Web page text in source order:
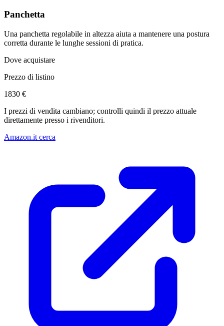
Panchetta
Una panchetta regolabile in altezza aiuta a mantenere una postura
corretta durante le lunghe sessioni di pratica.
Dove acquistare
Prezzo di listino
1830 €
I prezzi di vendita cambiano; controlli quindi il prezzo attuale
direttamente presso i rivenditori.
Amazon.it cerca